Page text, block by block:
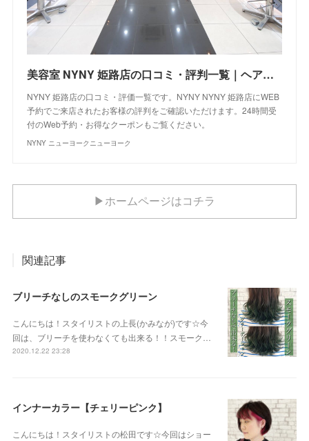
美容室 NYNY 姫路店の口コミ・評判一覧｜ヘアサロン・美容院｜ニューヨークニューヨーク
NYNY 姫路店の口コミ・評価一覧です。NYNY NYNY 姫路店にWEB
予約でご来店されたお客様の評判をご確認いただけます。24時間受
付のWeb予約・お得なクーポンもご覧ください。
NYNY ニューヨークニューヨーク
▶ホームページはコチラ
関連記事
ブリーチなしのスモークグリーン
こんにちは！スタイリストの上長(かみなが)です☆今
回は、ブリーチを使わなくても出来る！！スモーク…
2020.12.22 23:28
インナーカラー【チェリーピンク】
こんにちは！スタイリストの松田です☆今回はショー